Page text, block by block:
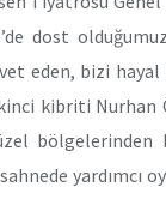
dost
eden, bizi
kibriti Nurhan
bölgelerinden
yardımcı